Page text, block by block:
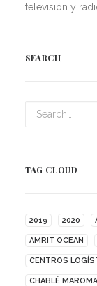
televisión y
SEARCH
TAG CLOUD
2019 2020
AMRIT OCEAN
CENTROS
CHABLÉ MAROMA